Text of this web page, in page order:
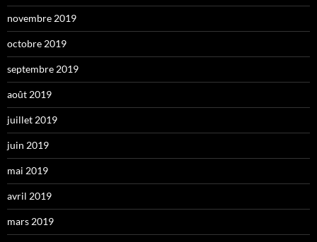
novembre 2019
octobre 2019
septembre 2019
août 2019
juillet 2019
juin 2019
mai 2019
avril 2019
mars 2019